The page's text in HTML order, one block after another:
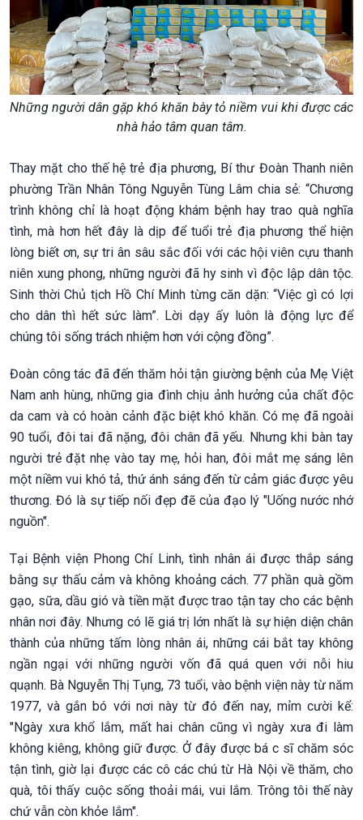
Những người dân gặp khó khăn bày tỏ niềm vui khi được các
nhà hảo tâm quan tâm.
Thay mặt cho thế hệ trẻ địa phương, Bí thư Đoàn Thanh niên
phường Trần Nhân Tông Nguyễn Tùng Lâm chia sẻ: “Chương
trình không chỉ là hoạt động khám bệnh hay trao quà nghĩa
tình, mà hơn hết đây là dịp để tuổi trẻ địa phương thể hiện
lòng biết ơn, sự tri ân sâu sắc đối với các hội viên cựu thanh
niên xung phong, những người đã hy sinh vì độc lập dân tộc.
Sinh thời Chủ tịch Hồ Chí Minh từng căn dặn: “Việc gì có lợi
cho dân thì hết sức làm”. Lời dạy ấy luôn là động lực để
chúng tôi sống trách nhiệm hơn với cộng đồng”.
Đoàn công tác đã đến thăm hỏi tận giường bệnh của Mẹ Việt
Nam anh hùng, những gia đình chịu ảnh hưởng của chất độc
da cam và có hoàn cảnh đặc biệt khó khăn. Có mẹ đã ngoài
90 tuổi, đôi tai đã nặng, đôi chân đã yếu. Nhưng khi bàn tay
người trẻ đặt nhẹ vào tay mẹ, hỏi han, đôi mắt mẹ sáng lên
một niềm vui khó tả, thứ ánh sáng đến từ cảm giác được yêu
thương. Đó là sự tiếp nối đẹp đẽ của đạo lý "Uống nước nhớ
nguồn".
Tại Bệnh viện Phong Chí Linh, tình nhân ái được thắp sáng
bằng sự thấu cảm và không khoảng cách. 77 phần quà gồm
gạo, sữa, dầu gió và tiền mặt được trao tận tay cho các bệnh
nhân nơi đây. Nhưng có lẽ giá trị lớn nhất là sự hiện diện chân
thành của những tấm lòng nhân ái, những cái bắt tay không
ngần ngại với những người vốn đã quá quen với nỗi hiu
quạnh. Bà Nguyễn Thị Tụng, 73 tuổi, vào bệnh viện này từ năm
1977, và gắn bó với nơi này từ đó đến nay, mỉm cười kể:
"Ngày xưa khổ lắm, mất hai chân cũng vì ngày xưa đi làm
không kiêng, không giữ được. Ở đây được bá c sĩ chăm sóc
tận tình, giờ lại được các cô các chú từ Hà Nội về thăm, cho
quà, tôi thấy cuộc sống thoải mái, vui lắm. Trông tôi thế này
chứ vẫn còn khỏe lắm".